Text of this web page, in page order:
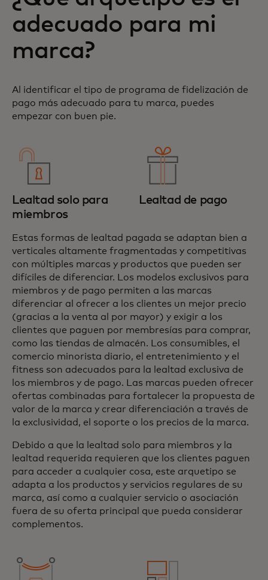
adecuado para mi
marca?
Al identificar el tipo de programa de fidelización de
pago más adecuado para tu marca, puedes
empezar con buen pie.
Lealtad solo para
miembros
Lealtad de pago
Estas formas de lealtad pagada se adaptan bien a
verticales altamente fragmentadas y competitivas
con múltiples marcas y productos que pueden ser
difíciles de diferenciar. Los modelos exclusivos para
miembros y de pago permiten a las marcas
diferenciar al ofrecer a los clientes un mejor precio
(gracias a la venta al por mayor) y exigir a los
clientes que paguen por membresías para comprar,
como las tiendas de almacén. Los consumibles, el
comercio minorista diario, el entretenimiento y el
fitness son adecuados para la lealtad exclusiva de
los miembros y de pago. Las marcas pueden ofrecer
ofertas combinadas para fortalecer la propuesta de
valor de la marca y crear diferenciación a través de
la exclusividad, el soporte o los precios de la marca.
Debido a que la lealtad solo para miembros y la
lealtad requerida requieren que los clientes paguen
para acceder a cualquier cosa, este arquetipo se
adapta a los productos y servicios regulares de su
marca, así como a cualquier servicio o asociación
fuera de su oferta principal que pueda considerar
complementos.